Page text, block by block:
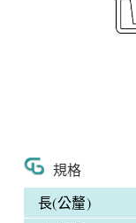
規格
長(公釐)